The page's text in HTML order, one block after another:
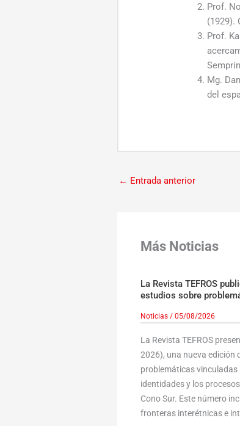
Prof.
(1929).
Prof.
Mg.
del
← Entrada anterior
Más Noticias
La Revista TEFROS
estudios sobre
Noticias/ 05/08/2026
La Revista TEFROS
2026), una nueva edición
problemáticas
identidades y los
Cono Sur. Este número
fronteras interétnicas e